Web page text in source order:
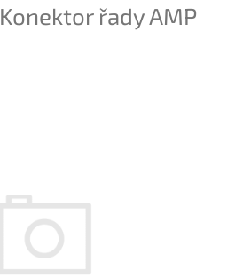
Konektor řady AMP